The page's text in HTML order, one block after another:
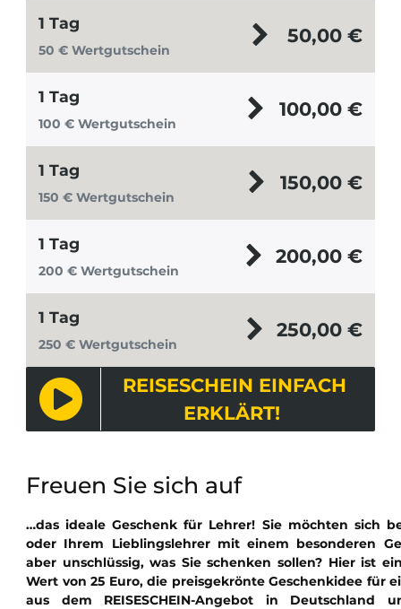
Freuen Sie sich auf
…das ideale Geschenk für Lehrer! Sie möchten sich
oder Ihrem Lieblingslehrer mit einem besonderen
aber unschlüssig, was Sie schenken sollen? Hier ist
Wert von 25 Euro, die preisgekrönte Geschenkidee für
aus dem REISESCHEIN-Angebot in Deutschland
1 Tag
50 € Wertgutschein
50,00 €
1 Tag
100 € Wertgutschein
100,00 €
1 Tag
150 € Wertgutschein
150,00 €
1 Tag
200 € Wertgutschein
200,00 €
1 Tag
250 € Wertgutschein
250,00 €
REISESCHEIN EINFACH
ERKLÄRT!